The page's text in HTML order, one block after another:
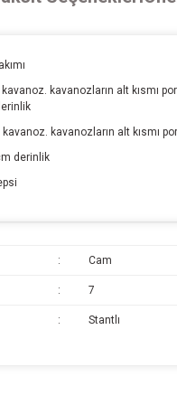
kavanozların alt kısmı
kavanozların alt kısmı
derinlik
: Cam
: 7
: Stantlı